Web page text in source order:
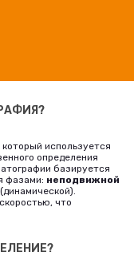
используется
определения
базируется
фазами: неподвижной
(динамической).
что